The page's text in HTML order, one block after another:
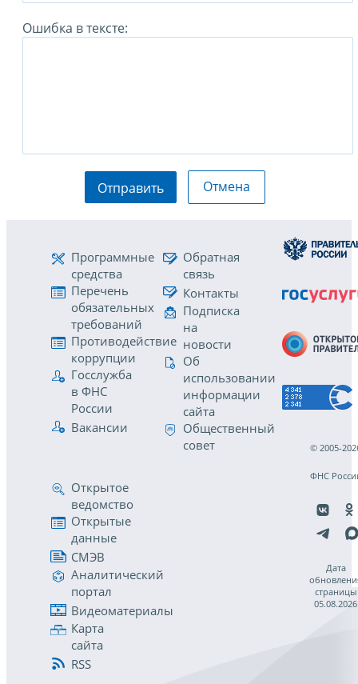
Ошибка в тексте:
Отправить Отмена
Программные
средства
Перечень
обязательных
требований
Противодействие
коррупции
Госслужба
в ФНС
России
Вакансии
Обратная
связь
Контакты
Подписка
на
новости
Об
использовании
информации
сайта
Общественный
совет
Открытое
ведомство
Открытые
данные
СМЭВ
Аналитический
портал
Видеоматериалы
Карта
сайта
RSS
© 2005-
ФНС
Дата
страницы
05.08.2026